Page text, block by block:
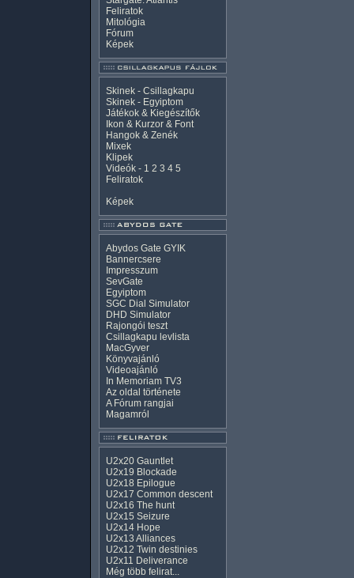
Feliratok
Mitológia
Fórum
Képek
Skinek - Csillagkapu
Skinek - Egyiptom
Játékok & Kiegészítők
Ikon & Kurzor & Font
Hangok & Zenék
Mixek
Klipek
Videók- 1 2 3 4 5
Feliratok
Képek
Abydos Gate GYIK
Bannercsere
Impresszum
SevGate
Egyiptom
SGC Dial Simulator
DHD Simulator
Rajongói teszt
Csillagkapu levlista
MacGyver
Könyvajánló
Videoajánló
In Memoriam TV3
Az oldal története
A Fórum rangjai
Magamról
U2x20 Gauntlet
U2x19 Blockade
U2x18 Epilogue
U2x17 Common descent
U2x16 The hunt
U2x15 Seizure
U2x14 Hope
U2x13 Alliances
U2x12 Twin destinies
U2x11 Deliverance
Még több felirat...